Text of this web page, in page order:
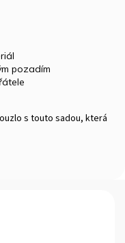
pozadím
s touto sadou, která